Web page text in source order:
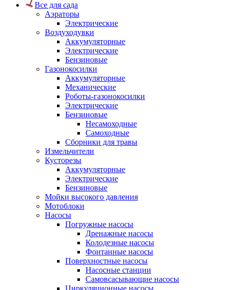
Все для сада
Аэраторы
Электрические
Воздуходувки
Аккумуляторные
Электрические
Бензиновые
Газонокосилки
Аккумуляторные
Механические
Роботы-газонокосилки
Электрические
Бензиновые
Несамоходные
Самоходные
Сборники для травы
Измельчители
Кусторезы
Аккумуляторные
Электрические
Бензиновые
Мойки высокого давления
Мотоблоки
Насосы
Погружные насосы
Дренажные насосы
Колодезные насосы
Фонтанные насосы
Поверхностные насосы
Насосные станции
Самовсасывающие насосы
Циркуляционные насосы